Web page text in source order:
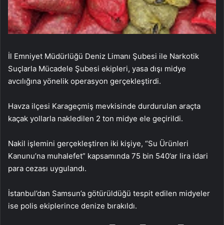
İl Emniyet Müdürlüğü Deniz Limanı Şubesi ile Narkotik
Suçlarla Mücadele Şubesi ekipleri, yasa dışı midye
avcılığına yönelik operasyon gerçekleştirdi.
Havza ilçesi Karageçmiş mevkisinde durdurulan araçta
kaçak yollarla nakledilen 2 ton midye ele geçirildi.
Nakil işlemini gerçekleştiren iki kişiye, “Su Ürünleri
Kanunu’na muhalefet” kapsamında 75 bin 540’ar lira idari
para cezası uygulandı.
İstanbul’dan Samsun’a götürüldüğü tespit edilen midyeler
ise polis ekiplerince denize bırakıldı.